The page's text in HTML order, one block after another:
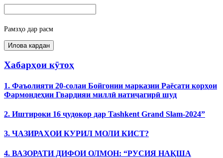
Рамзҳо дар расм
Хабарҳои кӯтоҳ
1. Фаъолияти 20-солаи Бойгонии марказии Раёсати корҳои
Фармондеҳии Гвардияи миллӣ натиҷагирӣ шуд
2. Иштироки 16 ҷудокор дар Tashkent Grand Slam-2024”
3. ҶАЗИРАҲОИ КУРИЛ МОЛИ КИСТ?
4. ВАЗОРАТИ ДИФОИ ОЛМОН: “РУСИЯ НАҚША